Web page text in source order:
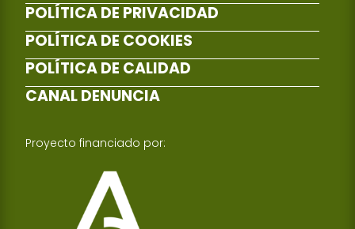
POLÍTICA DE PRIVACIDAD
POLÍTICA DE COOKIES
POLÍTICA DE CALIDAD
CANAL DENUNCIA
Proyecto financiado por: